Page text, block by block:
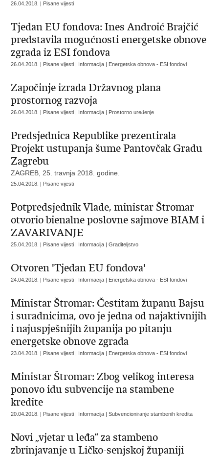
26.04.2018. | Pisane vijesti
Tjedan EU fondova: Ines Androić Brajčić
predstavila mogućnosti energetske obnove
zgrada iz ESI fondova
26.04.2018. | Pisane vijesti | Informacija | Energetska obnova - ESI fondovi
Započinje izrada Državnog plana
prostornog razvoja
26.04.2018. | Pisane vijesti | Informacija | Prostorno uređenje
Predsjednica Republike prezentirala
Projekt ustupanja šume Pantovčak Gradu
Zagrebu
ZAGREB, 25. travnja 2018. godine.
25.04.2018. | Pisane vijesti
Potpredsjednik Vlade, ministar Štromar
otvorio bienalne poslovne sajmove BIAM i
ZAVARIVANJE
25.04.2018. | Pisane vijesti | Informacija | Graditeljstvo
Otvoren 'Tjedan EU fondova'
24.04.2018. | Pisane vijesti | Informacija | Energetska obnova - ESI fondovi
Ministar Štromar: Čestitam županu Bajsu
i suradnicima, ovo je jedna od najaktivnijih
i najuspješnijih županija po pitanju
energetske obnove zgrada
23.04.2018. | Pisane vijesti | Informacija | Energetska obnova - ESI fondovi
Ministar Štromar: Zbog velikog interesa
ponovo idu subvencije na stambene
kredite
20.04.2018. | Pisane vijesti | Informacija | Subvencioniranje stambenih kredita
Novi „vjetar u leđa“ za stambeno
zbrinjavanje u Ličko-senjskoj županiji